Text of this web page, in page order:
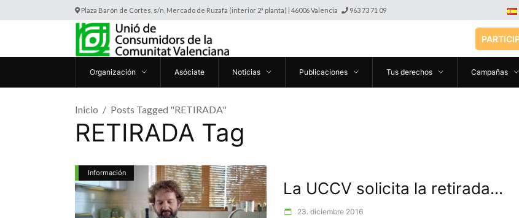
Plaza Barón de Cortes, s/n, Mercado de Ruzafa (interior 2ª planta) | 46006 Valencia 963 73 71 09
Organización Asóciate Noticias Publicaciones Tus derechos Campañas
Inicio Posts Tagged "RETIRADA"
RETIRADA Tag
Información
La UCCV solicita la retirada...
23. diciembre 2016